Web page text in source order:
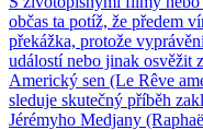
občas ta potíž, že předem
překážka, protože
událostí nebo jinak osvěžit
Americký sen (Le Rêve
sleduje skutečný příběh
Jérémyho Medjany